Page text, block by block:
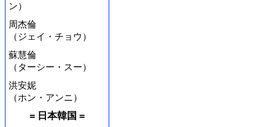
ン）
周杰倫
（ジェイ・チョウ）
蘇慧倫
（ターシー・スー）
洪安妮
（ホン・アンニ）
= 日本韓国 =